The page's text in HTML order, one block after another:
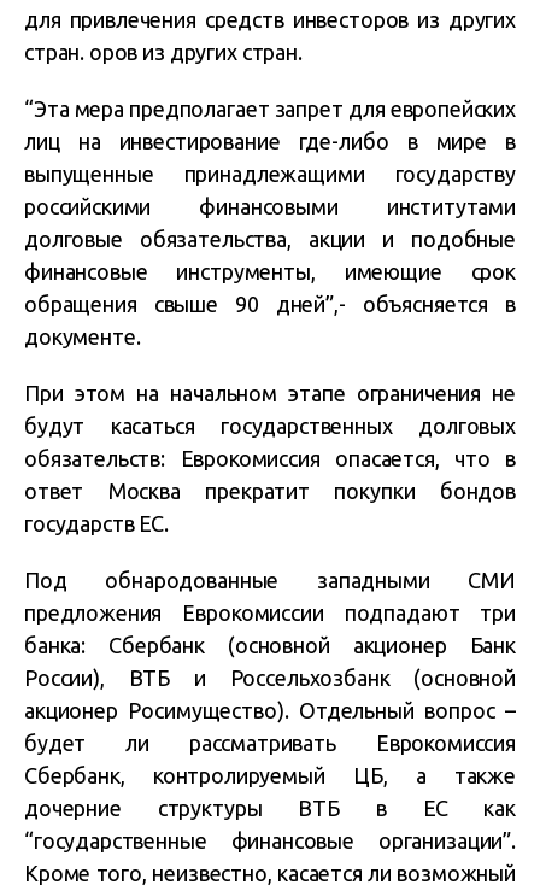
для привлечения средств инвесторов из других
стран. оров из других стран.
“Эта мера предполагает запрет для европейских
лиц на инвестирование где-либо в мире в
выпущенные принадлежащими государству
российскими финансовыми институтами
долговые обязательства, акции и подобные
финансовые инструменты, имеющие срок
обращения свыше 90 дней”,- объясняется в
документе.
При этом на начальном этапе ограничения не
будут касаться государственных долговых
обязательств: Еврокомиссия опасается, что в
ответ Москва прекратит покупки бондов
государств ЕС.
Под обнародованные западными СМИ
предложения Еврокомиссии подпадают три
банка: Сбербанк (основной акционер Банк
России), ВТБ и Россельхозбанк (основной
акционер Росимущество). Отдельный вопрос –
будет ли рассматривать Еврокомиссия
Сбербанк, контролируемый ЦБ, а также
дочерние структуры ВТБ в ЕС как
“государственные финансовые организации”.
Кроме того, неизвестно, касается ли возможный